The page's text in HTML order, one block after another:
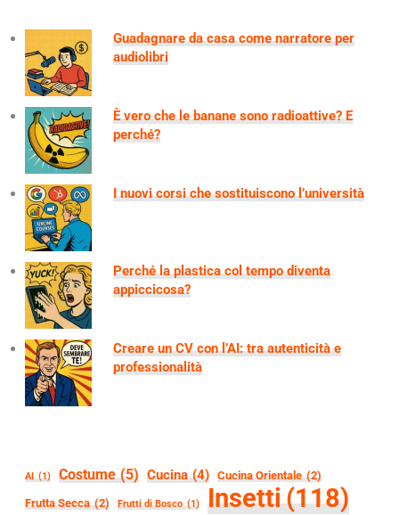
Guadagnare da casa come narratore per
audiolibri
È vero che le banane sono radioattive? E
perché?
I nuovi corsi che sostituiscono l’università
Perché la plastica col tempo diventa
appiccicosa?
Creare un CV con l’AI: tra autenticità e
professionalità
AI (1) Costume (5) Cucina (4) Cucina Orientale (2)
Frutta Secca (2) Frutti di Bosco (1) Insetti(118)